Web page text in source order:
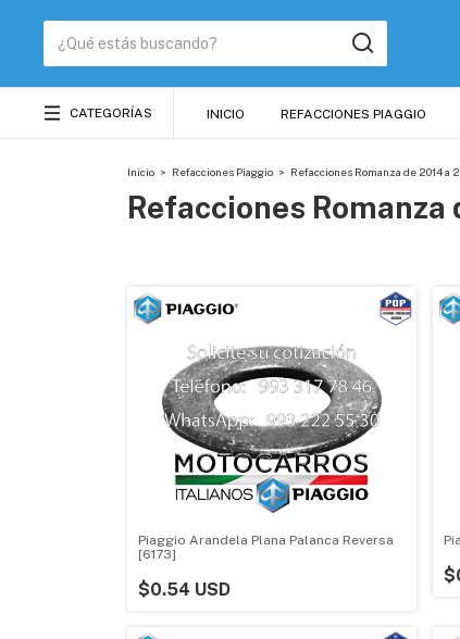
CATEGORÍAS INICIO REFACCIONES PIAGGIO
Inicio > Refacciones Piaggio > Refacciones Romanza de 2014 a
Refacciones Romanza
Piaggio Arandela Plana Palanca Reversa
[6173]
$0.54 USD